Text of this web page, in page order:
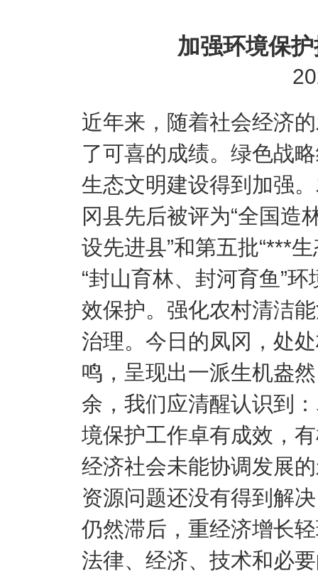
加强环境保
近年来，随着社会经济
了可喜的成绩。绿色战
生态文明建设得到加强
冈县先后被评为“全国造
设先进县”和第五批“***
“封山育林、封河育鱼”
效保护。强化农村清洁
治理。今日的凤冈，处
鸣，呈现出一派生机盎
余，我们应清醒认识到
境保护工作卓有成效，
经济社会未能协调发展
资源问题还没有得到解
仍然滞后，重经济增长
法律、经济、技术和必